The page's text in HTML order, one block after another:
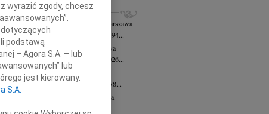
Downarowicz wiek: 94
Warszawa
1 sierpnia 2026 roku zmarł w wieku 94...
Czerny-Latek
Warszawa
zawiadamiamy, że dnia 3 sierpnia 2026...
Wolińska-Witort
31 lipca 2026 roku zmarła w wieku 78...
Kościelska
Warszawa
bólem zawiadamiamy, że 3...
wyrazić zgody, chcesz
podstawą
– Agora S.A. – lub
lub
jest kierowany.
S.A.